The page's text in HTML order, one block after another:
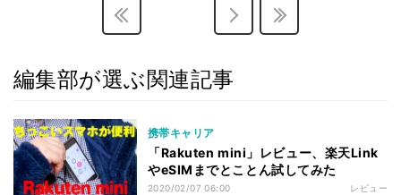
編集部が選ぶ関連記事
携帯キャリア
「Rakuten mini」レビュー、楽天Link
やeSIMまでとことん試してみた
2020/02/07 06:00 レビュー